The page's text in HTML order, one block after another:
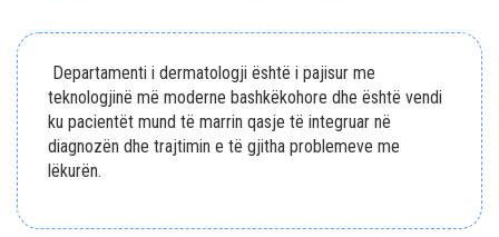
Departamenti i dermatologji është i pajisur me
teknologjinë më moderne bashkëkohore dhe është vendi
ku pacientët mund të marrin qasje të integruar në
diagnozën dhe trajtimin e të gjitha problemeve me
lëkurën.